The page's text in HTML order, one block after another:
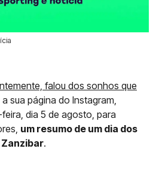
falou dos sonhos que
sua página do Instagram,
dia 5 de agosto, para
um resumo de um dia dos
Zanzibar.